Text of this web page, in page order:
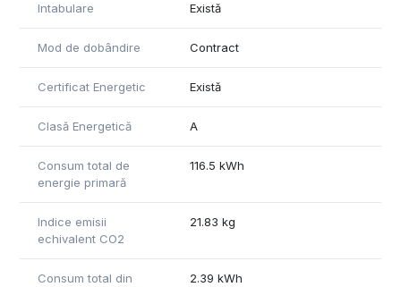
Intabulare Există
Mod de dobândire Contract
Certificat Energetic Există
Clasă Energetică A
Consum total de
energie primară
116.5 kWh
Indice emisii
echivalent CO2
21.83 kg
Consum total din
2.39 kWh